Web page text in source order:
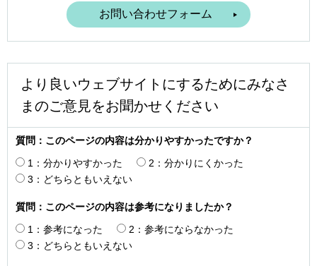
より良いウェブサイトにするためにみなさ
まのご意見をお聞かせください
質問：このページの内容は分かりやすかったですか？
1：分かりやすかった
2：分かりにくかった
3：どちらともいえない
質問：このページの内容は参考になりましたか？
1：参考になった
2：参考にならなかった
3：どちらともいえない